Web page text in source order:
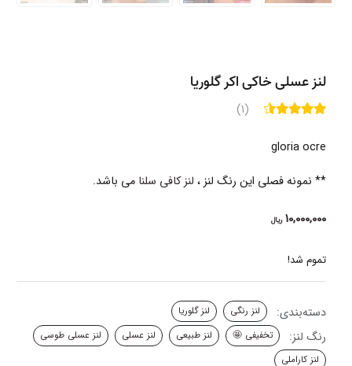
لنز عسلی خاکی اکر گلوریا
(1)
gloria ocre
** نمونه فصلی این رنگ لنز ، لنز کافی سلنا می باشد.
10,000,000 ریال
تموم شد!
دسته‌بندی: لنز رنگی لنز گلوریا
رنگ لنز: تخفیفی 🤩 لنز طبیعی لنز عسلی
لنز عسلی طوسی
لنز کاراملی